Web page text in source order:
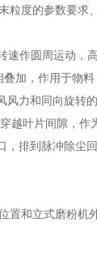
度的参数要求
作圆周运动，
加，作用于物
风力和同向旋
叶片间隙，作
，排到脉冲除
置和立式磨粉机